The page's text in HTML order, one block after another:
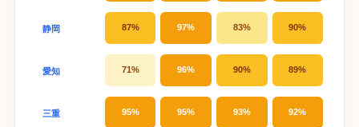
静岡 87% 97% 83% 90%
愛知 71% 96% 90% 89%
三重 95% 95% 93% 92%